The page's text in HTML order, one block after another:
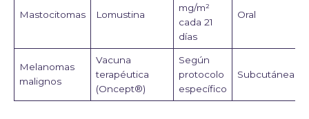
Mastocitomas Lomustina
mg/m²
cada 21
días
Oral
Melanomas
malignos
Vacuna
terapéutica
(Oncept®)
Según
protocolo
específico
Subcutánea